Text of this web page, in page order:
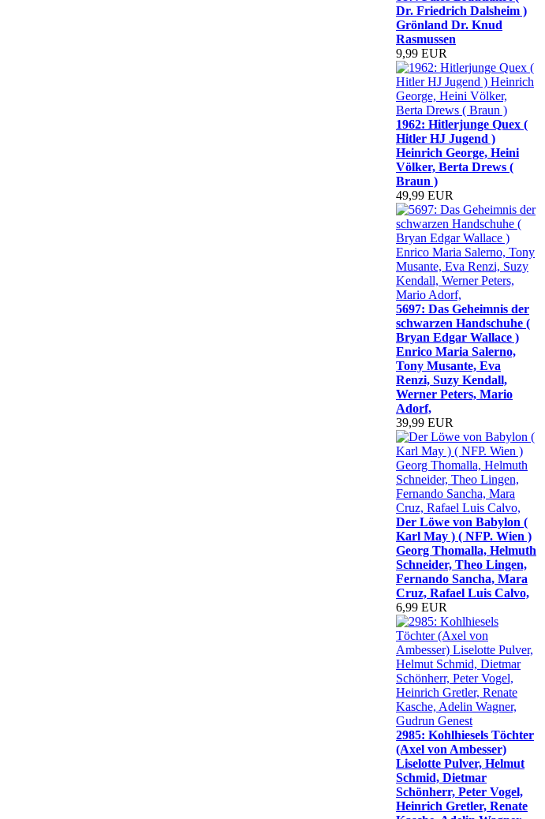
Dr. Friedrich Dalsheim )
Grönland Dr. Knud
Rasmussen
9,99 EUR
1962: Hitlerjunge Quex (
Hitler HJ Jugend )
Heinrich George, Heini
Völker, Berta Drews (
Braun )
49,99 EUR
5697: Das Geheimnis der
schwarzen Handschuhe (
Bryan Edgar Wallace )
Enrico Maria Salerno,
Tony Musante, Eva
Renzi, Suzy Kendall,
Werner Peters, Mario
Adorf,
39,99 EUR
Der Löwe von Babylon (
Karl May ) ( NFP. Wien )
Georg Thomalla, Helmuth
Schneider, Theo Lingen,
Fernando Sancha, Mara
Cruz, Rafael Luis Calvo,
6,99 EUR
2985: Kohlhiesels Töchter
(Axel von Ambesser)
Liselotte Pulver, Helmut
Schmid, Dietmar
Schönherr, Peter Vogel,
Heinrich Gretler, Renate